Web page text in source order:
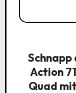
Schnapp
Action
Quad